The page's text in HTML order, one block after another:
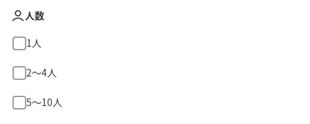
人数
1人
2〜4人
5〜10人